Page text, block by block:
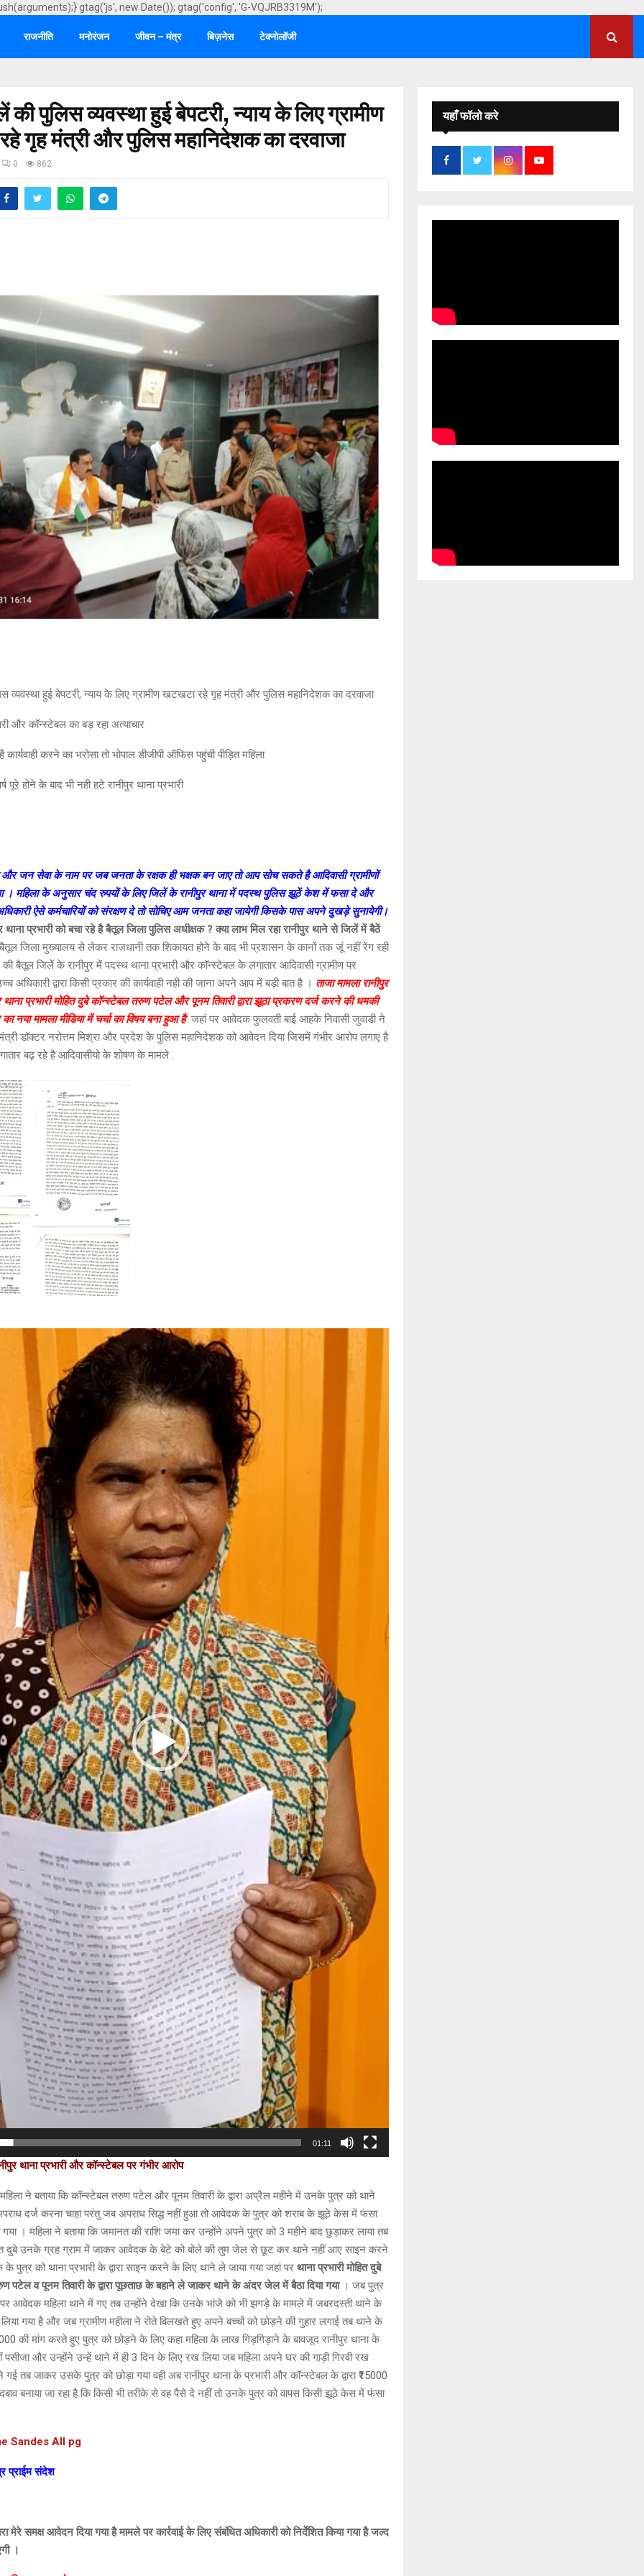
gtag('js', new Date()); gtag('config', 'G-VQJRB3319M');
राजनीति मनोरंजन जीवन – मंत्र बिज़नेस टेक्नोलॉजी
पुलिस व्यवस्था हुई बेपटरी, न्याय के लिए ग्रामीण
गृह मंत्री और पुलिस महानिदेशक का दरवाजा
0 862
व्यवस्था हुई बेपटरी, न्याय के लिए ग्रामीण खटखटा रहे गृह मंत्री और पुलिस महानिदेशक का दरवाजा
और कॉन्स्टेबल का बड़ रहा अत्याचार
करने का भरोसा तो भोपाल डीजीपी ऑफिस पहुंची पीड़ित महिला
पूरे होने के बाद भी नही हटे रानीपुर थाना प्रभारी
जन सेवा के नाम पर जब जनता के रक्षक ही भक्षक बन जाए तो आप सोच सकते है आदिवासी ग्रामीणों
। महिला के अनुसार चंद रुपयों के लिए जिलें के रानीपुर थाना में पदस्थ पुलिस झूठें केश में फसा दे और
ऐसे कर्मचारियों को संरक्षण दे तो सोचिए आम जनता कहा जायेगी किसके पास अपने दुखड़े सुनायेगी।
थाना प्रभारी को बचा रहे है बैतूल जिला पुलिस अधीक्षक ? क्या लाभ मिल रहा रानीपुर थाने से जिलें में बैठें
बैतूल जिला मुख्यालय से लेकर राजधानी तक शिकायत होने के बाद भी प्रशासन के कानों तक जूं नहीं रेंग रही
बैतूल जिलें के रानीपुर में पदस्थ थाना प्रभारी और कॉन्स्टेबल के लगातार आदिवासी ग्रामीण पर
अधिकारी द्वारा किसी प्रकार की कार्यवाही नही की जाना अपने आप में बड़ी बात है । ताजा मामला रानीपुर
प्रभारी मोहित दुबे कॉन्स्टेबल तरुण पटेल और पूनम तिवारी द्वारा झूठा प्रकरण दर्ज करने की धमकी
नया मामला मीडिया में चर्चा का विषय बना हुआ हैजहां पर आवेदक फुलवती बाई आहके निवासी जुवाडी ने
डॉक्टर नरोत्तम मिश्रा और प्रदेश के पुलिस महानिदेशक को आवेदन दिया जिसमें गंभीर आरोप लगाए है
बढ़ रहे है आदिवासीयो के शोषण के मामले .
01:11
थाना प्रभारी और कॉन्स्टेबल पर गंभीर आरोप
महिला ने बताया कि कॉन्स्टेबल तरुण पटेल और पूनम तिवारी के द्वारा अप्रैल महीने में उनके पुत्र को थाने
दर्ज करना चाहा परंतु जब अपराध सिद्ध नहीं हुआ तो आवेदक के पुत्र को शराब के झूठे केस में फंसा
। महिला ने बताया कि जमानत की राशि जमा कर उन्होंने अपने पुत्र को 3 महीने बाद छुड़ाकर लाया तब
दुबे उनके ग्रह ग्राम में जाकर आवेदक के बेटे को बोले की तुम जेल से छूट कर थाने नहीं आए साइन करने
पुत्र को थाना प्रभारी के द्वारा साइन करने के लिए थाने ले जाया गया जहां पर थाना प्रभारी मोहित दुबे
पटेल व पूनम तिवारी के द्वारा पूछताछ के बहाने ले जाकर थाने के अंदर जेल में बैठा दिया गया। जब पुत्र
आवेदक महिला थाने में गए तब उन्होंने देखा कि उनके भांजे को भी झगड़े के मामले में जबरदस्ती थाने के
लिया गया है और जब ग्रामीण महीला ने रोते बिलखते हुए अपने बच्चों को छोड़ने की गुहार लगाई तब थाने के
की मांग करते हुए पुत्र को छोड़ने के लिए कहा महिला के लाख गिड़गिड़ाने के बावजूद रानीपुर थाना के
पसीजा और उन्होंने उन्हें थाने में ही 3 दिन के लिए रख लिया जब महिला अपने घर की गाड़ी गिरवी रख
तब जाकर उसके पुत्र को छोड़ा गया वही अब रानीपुर थाना के प्रभारी और कॉन्स्टेबल के द्वारा ₹15000
बनाया जा रहा है कि किसी भी तरीके से वह पैसे दे नहीं तो उनके पुत्र को वापस किसी झूठे केस में फंसा
Sandes All pg
प्राईम संदेश
मेरे समक्ष आवेदन दिया गया है मामले पर कार्रवाई के लिए संबंधित अधिकारी को निर्देशित किया गया है जल्द
।
यहाँ फॉलो करे